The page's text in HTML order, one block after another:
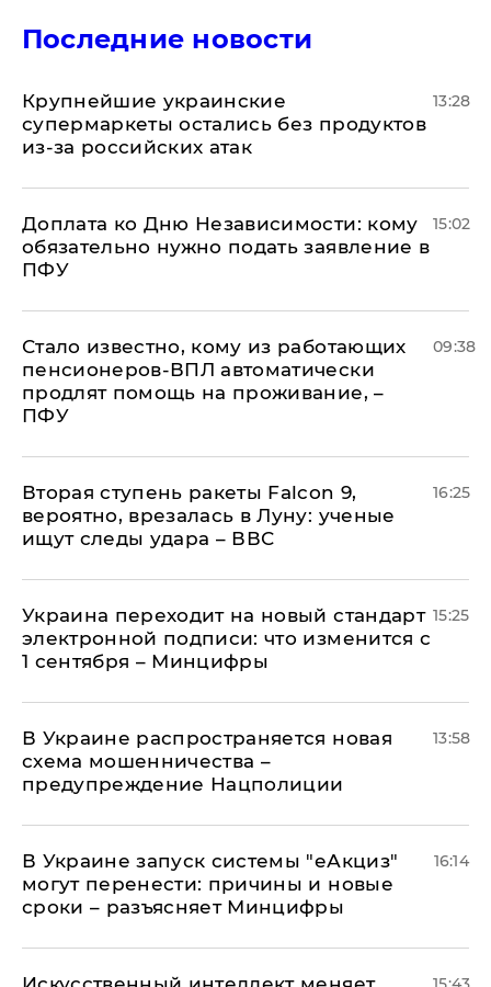
Последние новости
Крупнейшие украинские
супермаркеты остались без продуктов
из-за российских атак
13:28
Доплата ко Дню Независимости: кому
обязательно нужно подать заявление в
ПФУ
15:02
Стало известно, кому из работающих
пенсионеров-ВПЛ автоматически
продлят помощь на проживание, –
ПФУ
09:38
Вторая ступень ракеты Falcon 9,
вероятно, врезалась в Луну: ученые
ищут следы удара – ВВС
16:25
Украина переходит на новый стандарт
электронной подписи: что изменится с
1 сентября – Минцифры
15:25
В Украине распространяется новая
схема мошенничества –
предупреждение Нацполиции
13:58
В Украине запуск системы "еАкциз"
могут перенести: причины и новые
сроки – разъясняет Минцифры
16:14